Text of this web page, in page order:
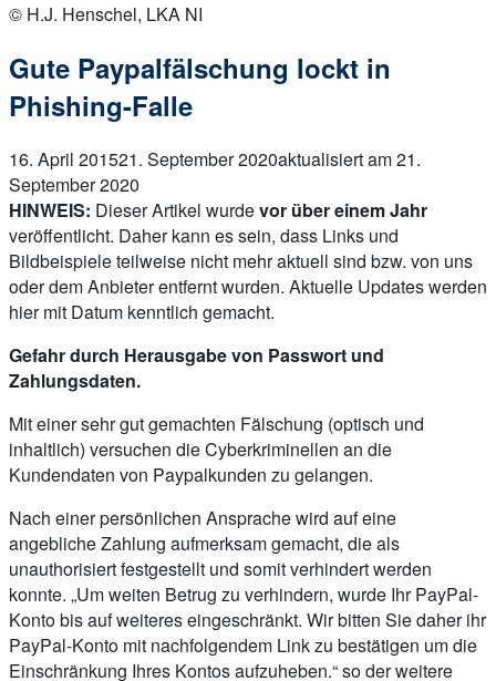
© H.J. Henschel, LKA NI
Gute Paypalfälschung lockt in
Phishing-Falle
16. April 201521. September 2020aktualisiert am 21.
September 2020
HINWEIS: Dieser Artikel wurdevor über einem Jahr
veröffentlicht. Daher kann es sein, dass Links und
Bildbeispiele teilweise nicht mehr aktuell sind bzw. von uns
oder dem Anbieter entfernt wurden. Aktuelle Updates werden
hier mit Datum kenntlich gemacht.
Gefahr durch Herausgabe von Passwort und
Zahlungsdaten.
Mit einer sehr gut gemachten Fälschung (optisch und
inhaltlich) versuchen die Cyberkriminellen an die
Kundendaten von Paypalkunden zu gelangen.
Nach einer persönlichen Ansprache wird auf eine
angebliche Zahlung aufmerksam gemacht, die als
unauthorisiert festgestellt und somit verhindert werden
konnte. „Um weiten Betrug zu verhindern, wurde Ihr PayPal-
Konto bis auf weiteres eingeschränkt. Wir bitten Sie daher ihr
PayPal-Konto mit nachfolgendem Link zu bestätigen um die
Einschränkung Ihres Kontos aufzuheben.“ so der weitere